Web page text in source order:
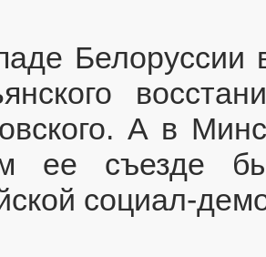
Белоруссии
А в
ее съезде
социал-